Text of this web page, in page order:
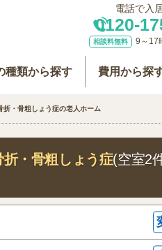
電話で入
0120-
相談料無料 9～17
種類から探す 費用から探
折・骨粗しょう症の老人ホーム
折・骨粗しょう症(空室2